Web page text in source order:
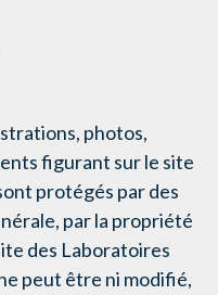
photos,
figurant sur le site
protégés par des
par la propriété
des Laboratoires
peut être ni modifié,